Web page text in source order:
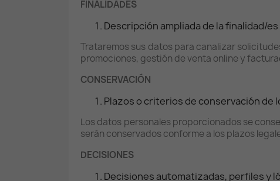
FINALIDADES
Descripción ampliada de la finalidad/
Trataremos sus datos para canalizar
promociones, gestión de venta online y
CONSERVACIÓN
Plazos o criterios de conservación de
Los datos personales proporcionados se
serán conservados conforme a los plazos
DECISIONES
Decisiones automatizadas, perfiles y